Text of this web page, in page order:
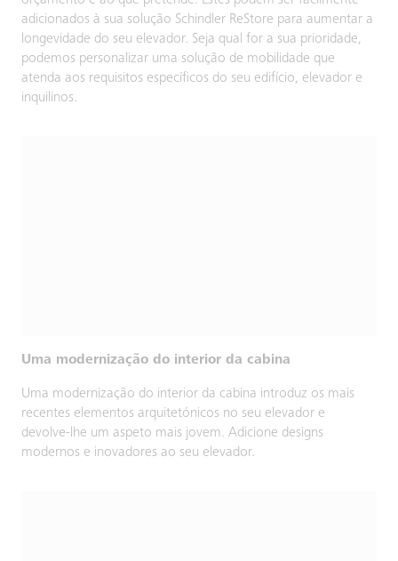
adicionados à sua solução Schindler ReStore para aumentar a
longevidade do seu elevador. Seja qual for a sua prioridade,
podemos personalizar uma solução de mobilidade que
atenda aos requisitos específicos do seu edifício, elevador e
inquilinos.
Uma modernização do interior da cabina
Uma modernização do interior da cabina introduz os mais
recentes elementos arquitetónicos no seu elevador e
devolve-lhe um aspeto mais jovem. Adicione designs
modernos e inovadores ao seu elevador.